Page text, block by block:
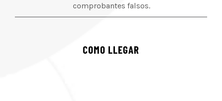
comprobantes falsos.
COMO LLEGAR